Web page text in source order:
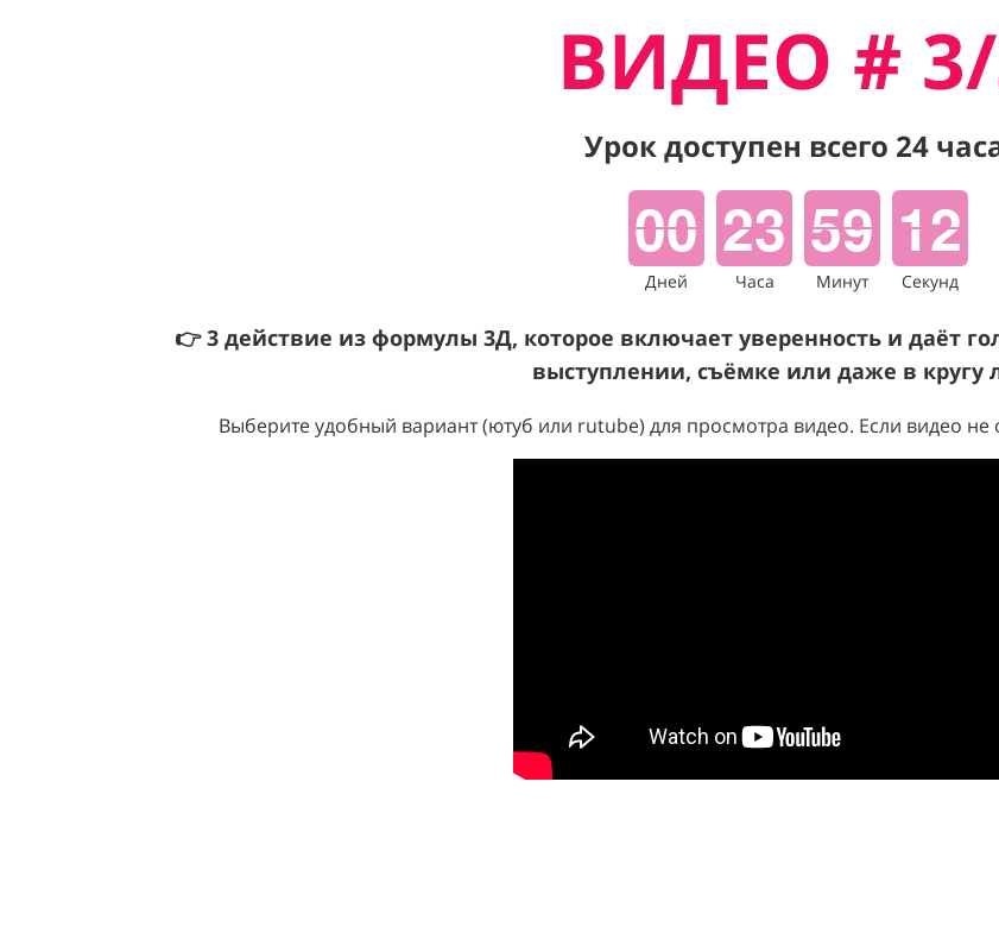
ВИДЕО #
Урок доступен всего 24
00
Дней
23
Часа
59
Минут
11
Секунд
👉 3 действие из формулы 3Д, которое включает уверенность и даёт
выступлении, съёмке или даже в кругу
Выберите удобный вариант (ютуб или rutube) для просмотра видео. Если видео